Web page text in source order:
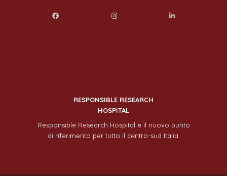
RESPONSIBLE RESEARCH
HOSPITAL
Responsible Research Hospital è il nuovo punto
di riferimento per tutto il centro-sud Italia.